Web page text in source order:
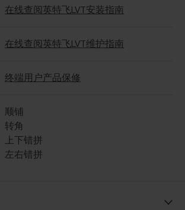
在线查阅英特飞LVT安装指南
在线查阅英特飞LVT维护指南
终端用户产品保修
顺铺
转角
上下错拼
左右错拼